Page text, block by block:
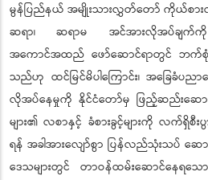
မွန်ပြည်နယ် အမျိုးသားလွှတ်တော် ကိုယ်စား
ဆရာ၊ ဆရာမ အင်အားလိုအပ်ချက်ကို
အကောင်အထည် ဖော်ဆောင်ရာတွင် ဘက်စုံ
သည်ဟု ထင်မြင်မိပါကြောင်း၊ အခြေခံပညာက
လိုအပ်နေမှုကို နိုင်ငံတော်မှ ဖြည့်ဆည်းဆော
များ၏ လစာနှင့် ခံစားခွင့်များကို လက်ရှိစီ
ရန် အခါအားလျော်စွာ ပြန်လည်သုံးသပ် ဆေ
ဒေသများတွင် တာဝန်ထမ်းဆောင်နေရ